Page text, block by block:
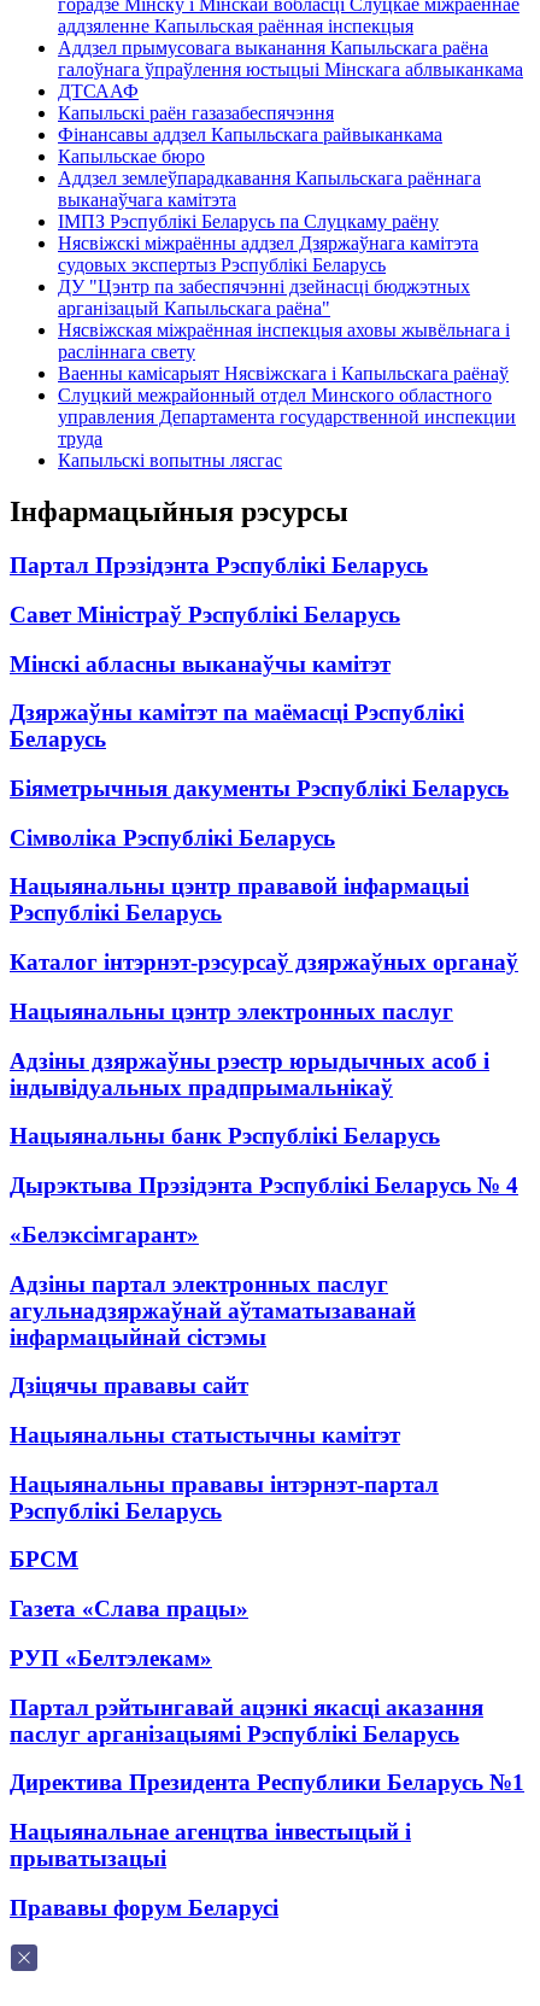
горадзе Мінску і Мінскай вобласці Слуцкае міжраённае
аддзяленне Капыльская раённая інспекцыя
Аддзел прымусовага выканання Капыльскага раёна
галоўнага ўпраўлення юстыцыі Мінскага аблвыканкама
ДТСААФ
Капыльскі раён газазабеспячэння
Фінансавы аддзел Капыльскага райвыканкама
Капыльскае бюро
Аддзел землеўпарадкавання Капыльскага раённага
выканаўчага камітэта
ІМПЗ Рэспублікі Беларусь па Слуцкаму раёну
Нясвіжскі міжраённы аддзел Дзяржаўнага камітэта
судовых экспертыз Рэспублікі Беларусь
ДУ "Цэнтр па забеспячэнні дзейнасці бюджэтных
арганізацый Капыльскага раёна"
Нясвіжская міжраённая інспекцыя аховы жывёльнага і
расліннага свету
Ваенны камісарыят Нясвіжскага і Капыльскага раёнаў
Слуцкий межрайонный отдел Минского областного
управления Департамента государственной инспекции
труда
Капыльскі вопытны лясгас
Інфармацыйныя рэсурсы
Партал Прэзідэнта Рэспублікі Беларусь
Савет Міністраў Рэспублікі Беларусь
Мінскі абласны выканаўчы камітэт
Дзяржаўны камітэт па маёмасці Рэспублікі
Беларусь
Біяметрычныя дакументы Рэспублікі Беларусь
Сімволіка Рэспублікі Беларусь
Нацыянальны цэнтр прававой інфармацыі
Рэспублікі Беларусь
Каталог інтэрнэт-рэсурсаў дзяржаўных органаў
Нацыянальны цэнтр электронных паслуг
Адзіны дзяржаўны рэестр юрыдычных асоб і
індывідуальных прадпрымальнікаў
Нацыянальны банк Рэспублікі Беларусь
Дырэктыва Прэзідэнта Рэспублікі Беларусь № 4
«Белэксімгарант»
Адзіны партал электронных паслуг
агульнадзяржаўнай аўтаматызаванай
інфармацыйнай сістэмы
Дзіцячы прававы сайт
Нацыянальны статыстычны камітэт
Нацыянальны прававы інтэрнэт-партал
Рэспублікі Беларусь
БРСМ
Газета «Слава працы»
РУП «Белтэлекам»
Партал рэйтынгавай ацэнкі якасці аказання
паслуг арганізацыямі Рэспублікі Беларусь
Директива Президента Республики Беларусь №1
Нацыянальнае агенцтва інвестыцый і
прыватызацыі
Прававы форум Беларусі